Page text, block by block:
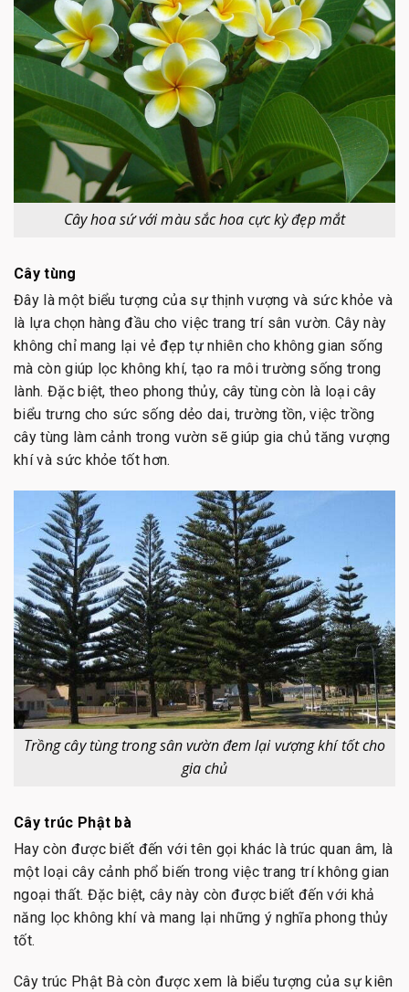
Cây hoa sứ với màu sắc hoa cực kỳ đẹp mắt
Cây tùng
Đây là một biểu tượng của sự thịnh vượng và sức khỏe và
là lựa chọn hàng đầu cho việc trang trí sân vườn. Cây này
không chỉ mang lại vẻ đẹp tự nhiên cho không gian sống
mà còn giúp lọc không khí, tạo ra môi trường sống trong
lành. Đặc biệt, theo phong thủy, cây tùng còn là loại cây
biểu trưng cho sức sống dẻo dai, trường tồn, việc trồng
cây tùng làm cảnh trong vườn sẽ giúp gia chủ tăng vượng
khí và sức khỏe tốt hơn.
Trồng cây tùng trong sân vườn đem lại vượng khí tốt cho
gia chủ
Cây trúc Phật bà
Hay còn được biết đến với tên gọi khác là trúc quan âm, là
một loại cây cảnh phổ biến trong việc trang trí không gian
ngoại thất. Đặc biệt, cây này còn được biết đến với khả
năng lọc không khí và mang lại những ý nghĩa phong thủy
tốt.
Cây trúc Phật Bà còn được xem là biểu tượng của sự kiên